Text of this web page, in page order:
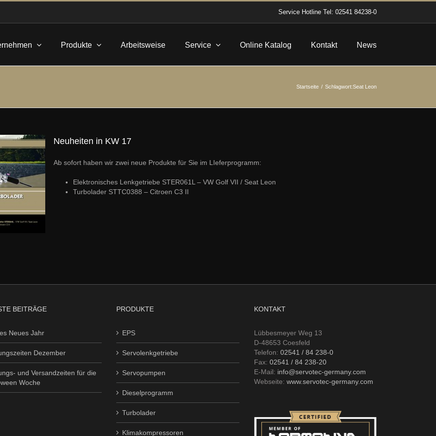
Service Hotline Tel: 02541 84238-0
Produkte Arbeitsweise Service Online Katalog Kontakt News
Startseite Schlagwort:Seat Leon
Neuheiten in KW 17
Ab sofort haben wir zwei neue Produkte für Sie im LIeferprogramm:
Elektronisches Lenkgetriebe STER061L – VW Golf VII / Seat Leon
Turbolader STTC0388 – Citroen C3 II
BEITRÄGE
Neues Jahr
Dezember
und Versandzeiten für die
Woche
PRODUKTE
EPS
Servolenkgetriebe
Servopumpen
Dieselprogramm
Turbolader
Klimakompressoren
KONTAKT
Lübbesmeyer Weg 13
D-48653 Coesfeld
Telefon: 02541 / 84 238-0
Fax: 02541 / 84 238-20
E-Mail: info@servotec-germany.com
Webseite: www.servotec-germany.com